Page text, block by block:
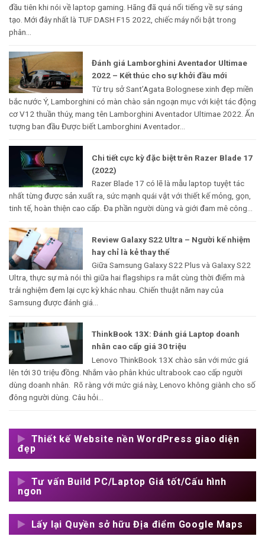
đầu tiên khi nói về laptop gaming. Hãng đã quá nổi tiếng về sự sáng
tạo. Mới đây nhất là TUF DASH F15 2022, chiếc máy nổi bật trong
phân...
Đánh giá Lamborghini Aventador Ultimae
2022 – Kết thúc cho sự khởi đầu mới
Từ trụ sở Sant’Agata Bolognese xinh đẹp miền
bắc nước Ý, Lamborghini có màn chào sân ngoạn mục với kiệt tác động
cơ V12 thuần thúy, mang tên Lamborghini Aventador Ultimae 2022. Ấn
tượng ban đầu Được biết Lamborghini Aventador...
Chi tiết cực kỳ đặc biệt trên Razer Blade 17
(2022)
Razer Blade 17 có lẽ là mẫu laptop tuyệt tác
nhất từng được sản xuất ra, sức mạnh quái vật với thiết kế mỏng, gọn,
tinh tế, hoàn thiện cao cấp. Đa phần người dùng và giới đam mê công...
Review Galaxy S22 Ultra – Người kế nhiệm
hay chỉ là kẻ thay thế
Giữa Samsung Galaxy S22 Plus và Galaxy S22
Ultra, thực sự mà nói thì giữa hai flagships ra mắt cùng thời điểm mà
trải nghiệm đem lại cực kỳ khác nhau. Chiến thuật năm nay của
Samsung được đánh giá...
ThinkBook 13X: Đánh giá Laptop doanh
nhân cao cấp giá 30 triệu
Lenovo ThinkBook 13X chào sân với mức giá
lên tới 30 triệu đồng. Nhắm vào phân khúc ultrabook cao cấp người
dùng doanh nhân. Rõ ràng với mức giá này, Lenovo không giành cho số
đông người dùng. Câu hỏi...
Thiết kế Website nền WordPress giao diện
đẹp
Tư vấn Build PC/Laptop Giá tốt/Cấu hình
ngon
Lấy lại Quyền sở hữu Địa điểm Google Maps